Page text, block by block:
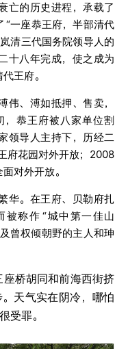
亡的历史进程，承载了
“一座恭王府，半部清代
清三代国务院领导人的
十八年完成，使之成为
王府。
、溥如抵押、售卖，
，恭王府被八家单位割
领导人主持下，历经二
府花园对外开放；2008
对外开放。
华。在王府、贝勒府扎
被称作 “城中第一佳山
曾权倾朝野的主人和珅
座桥胡同和前海西街挤
天气实在阴冷，哪怕
受罪。